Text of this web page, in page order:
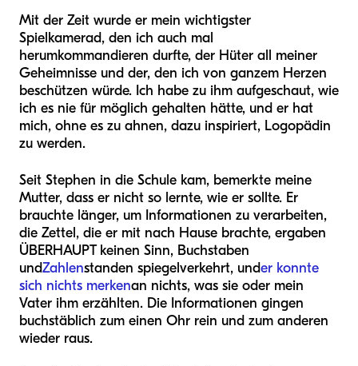
Mit der Zeit wurde er mein wichtigster
Spielkamerad, den ich auch mal
herumkommandieren durfte, der Hüter all meiner
Geheimnisse und der, den ich von ganzem Herzen
beschützen würde. Ich habe zu ihm aufgeschaut, wie
ich es nie für möglich gehalten hätte, und er hat
mich, ohne es zu ahnen, dazu inspiriert, Logopädin
zu werden.
Seit Stephen in die Schule kam, bemerkte meine
Mutter, dass er nicht so lernte, wie er sollte. Er
brauchte länger, um Informationen zu verarbeiten,
die Zettel, die er mit nach Hause brachte, ergaben
ÜBERHAUPT keinen Sinn, Buchstaben
undZahlenstanden spiegelverkehrt, under konnte
sich nichts merkenan nichts, was sie oder mein
Vater ihm erzählten. Die Informationen gingen
buchstäblich zum einen Ohr rein und zum anderen
wieder raus.